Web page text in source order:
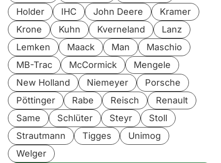
Holder
IHC John Deere
Kramer
Krone
Kuhn Kverneland
Lanz
Lemken
Maack Man
Maschio
MB-Trac
McCormick
Mengele
New Holland
Niemeyer
Porsche
Pöttinger
Rabe Reisch
Renault
Same
Schlüter Steyr
Stoll
Strautmann
Tigges
Unimog
Welger